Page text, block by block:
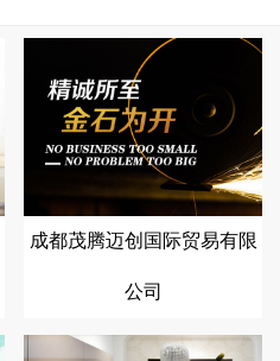
成都茂腾迈创国际贸易有限
公司